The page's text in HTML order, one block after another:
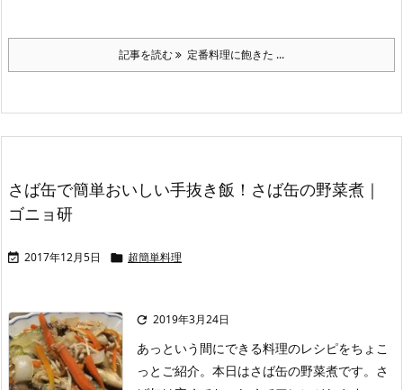
記事を読む 定番料理に飽きた ...
さば缶で簡単おいしい手抜き飯！さば缶の野菜煮｜
ゴニョ研
 2017年12月5日  超簡単料理
 2019年3月24日
あっという間にできる料理のレシピをちょこ
っとご紹介。本日はさば缶の野菜煮です。さ